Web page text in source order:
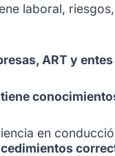
laboral,
ART y
en